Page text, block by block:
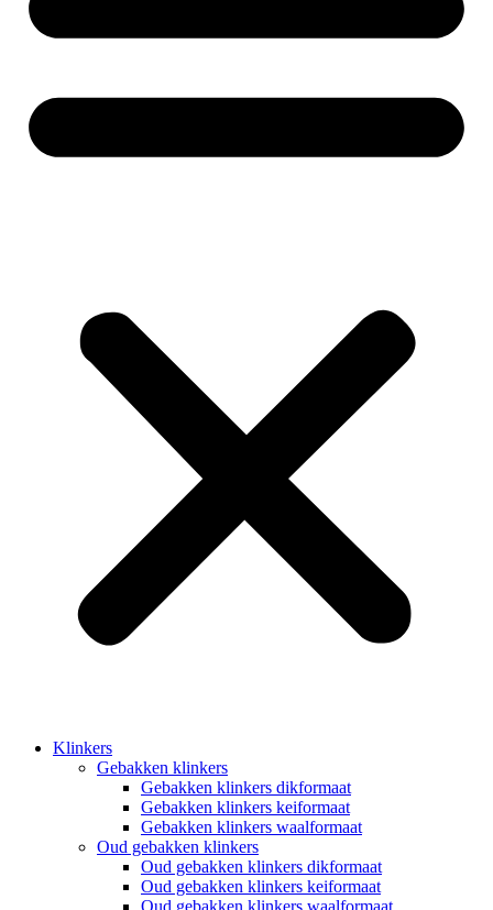
Klinkers
Gebakken klinkers
Gebakken klinkers dikformaat
Gebakken klinkers keiformaat
Gebakken klinkers waalformaat
Oud gebakken klinkers
Oud gebakken klinkers dikformaat
Oud gebakken klinkers keiformaat
Oud gebakken klinkers waalformaat